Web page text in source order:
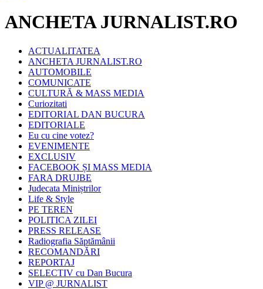
ANCHETA JURNALIST.RO
ACTUALITATEA
ANCHETA JURNALIST.RO
AUTOMOBILE
COMUNICATE
CULTURĂ & MASS MEDIA
Curiozitati
EDITORIAL DAN BUCURA
EDITORIALE
Eu cu cine votez?
EVENIMENTE
EXCLUSIV
FACEBOOK ȘI MASS MEDIA
FARA DRUJBE
Judecata Miniștrilor
Life & Style
PE TEREN
POLITICA ZILEI
PRESS RELEASE
Radiografia Săptămânii
RECOMANDĂRI
REPORTAJ
SELECTIV cu Dan Bucura
VIP @ JURNALIST